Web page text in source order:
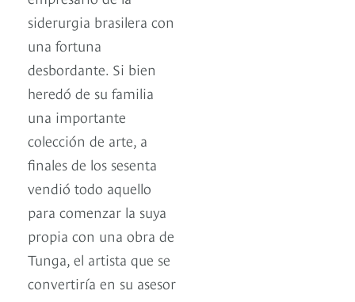
siderurgia brasilera con
una fortuna
desbordante. Si bien
heredó de su familia
una importante
colección de arte, a
finales de los sesenta
vendió todo aquello
para comenzar la suya
propia con una obra de
Tunga, el artista que se
convertiría en su asesor